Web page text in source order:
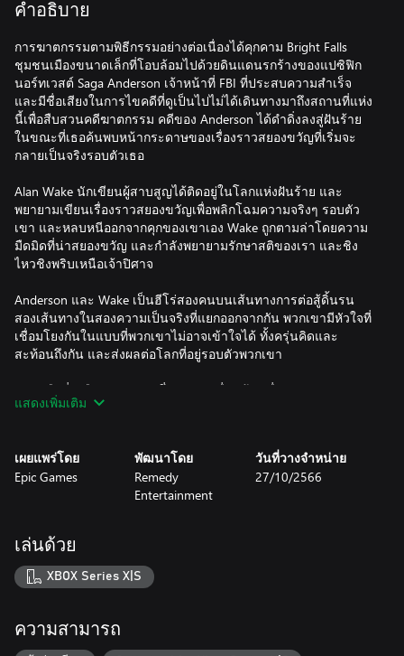
คำอธิบาย
การฆาตกรรมตามพิธีกรรมอย่างต่อเนื่องได้คุกคาม Bright Falls
ชุมชนเมืองขนาดเล็กที่โอบล้อมไปด้วยดินแดนรกร้างของแปซิฟิก
นอร์ทเวสต์ Saga Anderson เจ้าหน้าที่ FBI ที่ประสบความสำเร็จ
และมีชื่อเสียงในการไขคดีที่ดูเป็นไปไม่ได้เดินทางมาถึงสถานที่แห่ง
นี้เพื่อสืบสวนคดีฆาตกรรม คดีของ Anderson ได้ดำดิ่งลงสู่ฝันร้าย
ในขณะที่เธอค้นพบหน้ากระดาษของเรื่องราวสยองขวัญที่เริ่มจะ
กลายเป็นจริงรอบตัวเธอ
Alan Wake นักเขียนผู้สาบสูญได้ติดอยู่ในโลกแห่งฝันร้าย และ
พยายามเขียนเรื่องราวสยองขวัญเพื่อพลิกโฉมความจริงๆ รอบตัว
เขา และหลบหนีออกจากคุกของเขาเอง Wake ถูกตามล่าโดยความ
มืดมิดที่น่าสยองขวัญ และกำลังพยายามรักษาสติของเรา และชิง
ไหวชิงพริบเหนือเจ้าปิศาจ
Anderson และ Wake เป็นฮีโร่สองคนบนเส้นทางการต่อสู้ดิ้นรน
สองเส้นทางในสองความเป็นจริงที่แยกออกจากกัน พวกเขามีหัวใจที่
เชื่อมโยงกันในแบบที่พวกเขาไม่อาจเข้าใจได้ ทั้งครุ่นคิดและ
สะท้อนถึงกัน และส่งผลต่อโลกที่อยู่รอบตัวพวกเขา
ความมืดที่เหนือธรรมชาติ ซึ่งถูกขับเคลื่อนด้วยเรื่องราวสยองขวัญ
ได้รุกราน Bright Falls เปลี่ยนชาวบ้านให้กลายเป็นคนชั่วร้าย และ
มืด พวกเขาจะหลบหนีจากเรื่องราวสยองขวัญอันน่ากลัวที่มีแต่เหยื่อ
และสัตว์ประหลาดที่พวกเขาติดอยู่ พร้อมกับก้าวขึ้นมาเป็นฮีโร่ที่
พวกเขาต้องเป็นได้หรือไม่
ไขความลึกลับสุดอันตราย
การสืบสวนคดีฆาตกรรมในเมืองเล็กได้ดำดิ่งไปสู่เส้นทางแห่งฝัน
ร้ายอย่างรวดเร็ว ค้นพบแหล่งที่มาของความชั่วร้ายที่เหนือ
ธรรมชาติในเรื่องราวสยองขวัญแนวจิตวิทยาที่อันเปี่ยมด้วยความ
แสดงเพิ่มเติม
เผยแพร่โดย
Epic Games
พัฒนาโดย
Remedy
Entertainment
วันที่วางจำหน่าย
27/10/2566
เล่นด้วย
XBOX Series X|S
ความสามารถ